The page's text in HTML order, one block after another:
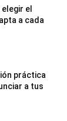
el
a cada
práctica
a tus